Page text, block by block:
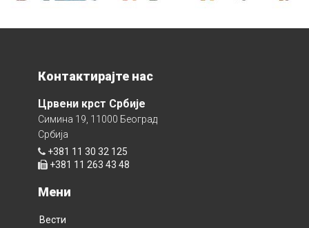
Контактирајте нас
Црвени крст Србије
Симина 19, 11000 Београд
Србија
+381 11 30 32 125
+381 11 263 43 48
Мени
Вести